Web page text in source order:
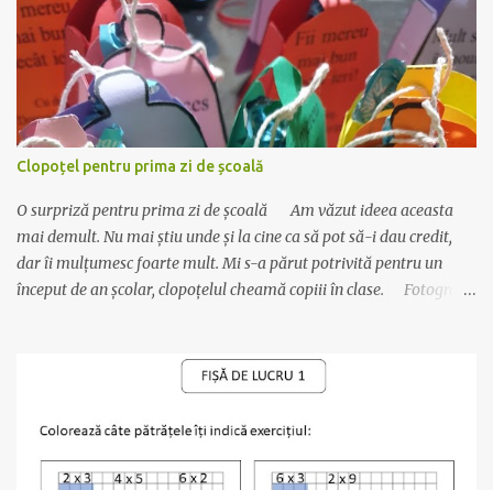
i
u
n
c
m
e
n
t
r
i
u
Clopoțel pentru prima zi de școală
O surpriză pentru prima zi de școală Am văzut ideea aceasta
mai demult. Nu mai știu unde și la cine ca să pot să-i dau credit,
dar îi mulțumesc foarte mult. Mi s-a părut potrivită pentru un
început de an școlar, clopoțelul cheamă copiii în clase. Fotografia
bomboane ambalate (cel mai bine se așază cele care au un singur
”moț” la ambalaj), sfoară, lipici sau capsator. 😊Se printează pe
carton colorat, dintr-un carton ies 2 clopoței. 😊Se îndoaie pe linia
sfoară de bombonele și apoi de mânerul clopoțelului. Bomboana